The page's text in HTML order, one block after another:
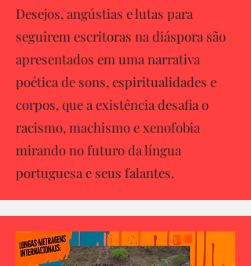
Desejos, angústias e lutas para
seguirem escritoras na diáspora são
apresentados em uma narrativa
poética de sons, espiritualidades e
corpos, que a existência desafia o
racismo, machismo e xenofobia
mirando no futuro da língua
portuguesa e seus falantes.